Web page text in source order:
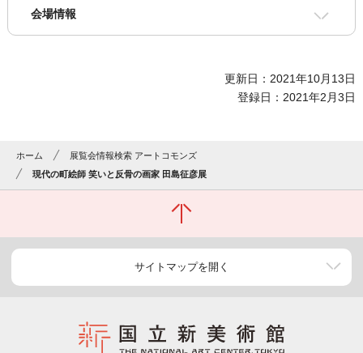
会場情報
更新日：2021年10月13日
登録日：2021年2月3日
ホーム
展覧会情報検索 アートコモンズ
現代の町絵師 笑いと反骨の画家 田島征彦展
サイトマップを開く